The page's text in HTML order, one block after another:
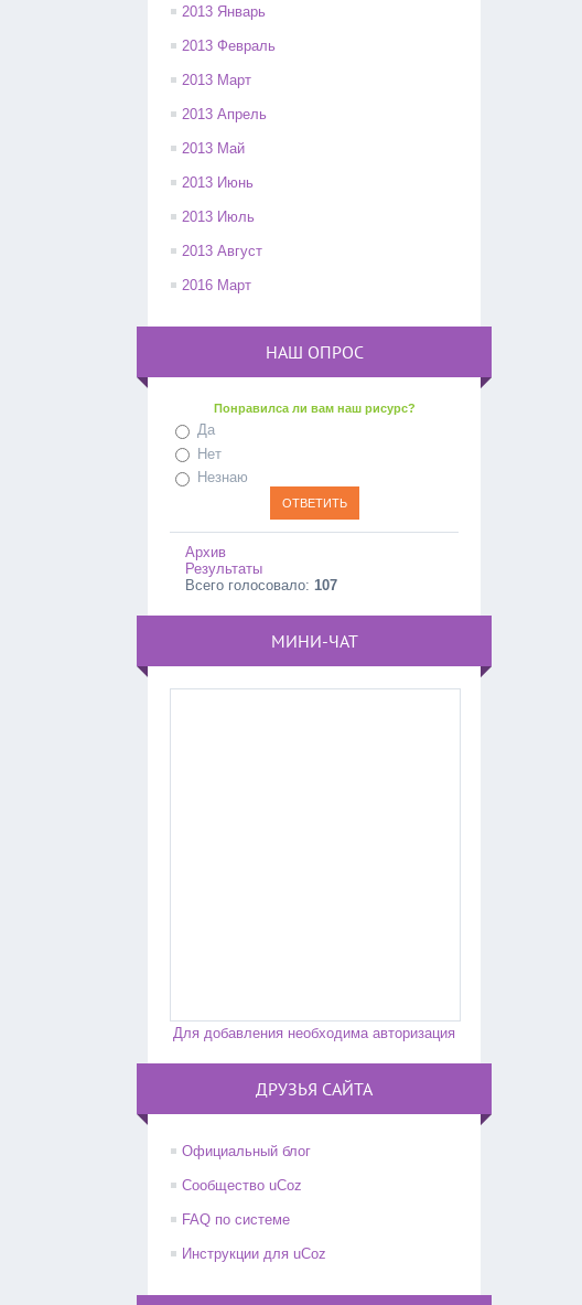
2013 Январь
2013 Февраль
2013 Март
2013 Апрель
2013 Май
2013 Июнь
2013 Июль
2013 Август
2016 Март
НАШ ОПРОС
Понравилса ли вам наш рисурс?
Да
Нет
Незнаю
Архив
Результаты
Всего голосовало: 107
МИНИ-ЧАТ
Для добавления необходима авторизация
ДРУЗЬЯ САЙТА
Официальный блог
Сообщество uCoz
FAQ по системе
Инструкции для uCoz